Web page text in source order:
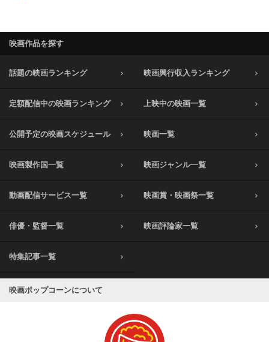
映画作品を探す
話題の映画ランキング 映画興行収入ランキング
定額配信中の映画ランキング 上映中の映画一覧
公開予定の映画スケジュール 映画一覧
映画製作国一覧 映画ジャンル一覧
動画配信サービス一覧 映画賞・映画祭一覧
俳優・監督一覧 映画評論家一覧
特集記事一覧
映画ポップコーンについて